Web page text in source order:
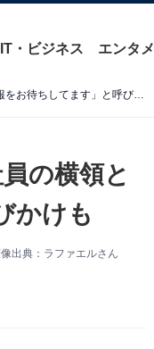
IT・ビジネス エンタメ
「ガチです」YouTuber・ラファエル、男性社員の横領と失踪を公表。「情報をお待ちしてます」と呼びかけも
の横領と
かけも
出典：ラファエルさん